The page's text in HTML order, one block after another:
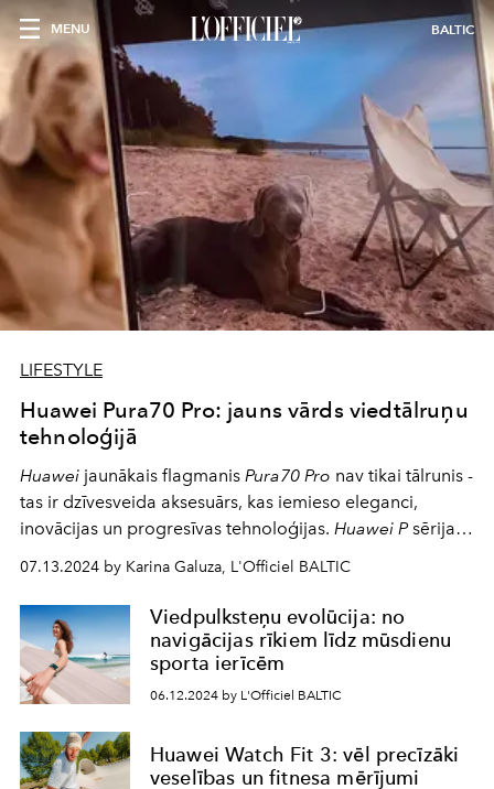
MENU BALTIC
LIFESTYLE
Huawei Pura70 Pro: jauns vārds viedtālruņu
tehnoloģijā
Huawei jaunākais flagmanis Pura70 Pro nav tikai tālrunis -
tas ir dzīvesveida aksesuārs, kas iemieso eleganci,
inovācijas un progresīvas tehnoloģijas. Huawei Psērijas
pērle noteikti pievērsīs apkārtējo uzmanību ar savu
stilīgo dizainu un jaudīgajām specifikācijām. Jaunajam
viedtālrunim ir daudz priekšrocību un mēs pastāstīsim,
kas tieši mūs pārsteidza.
07.13.2024 by Karina Galuza, L'Officiel BALTIC
Viedpulksteņu evolūcija: no
navigācijas rīkiem līdz mūsdienu
sporta ierīcēm
06.12.2024 by L'Officiel BALTIC
Huawei Watch Fit 3: vēl precīzāki
veselības un fitnesa mērījumi